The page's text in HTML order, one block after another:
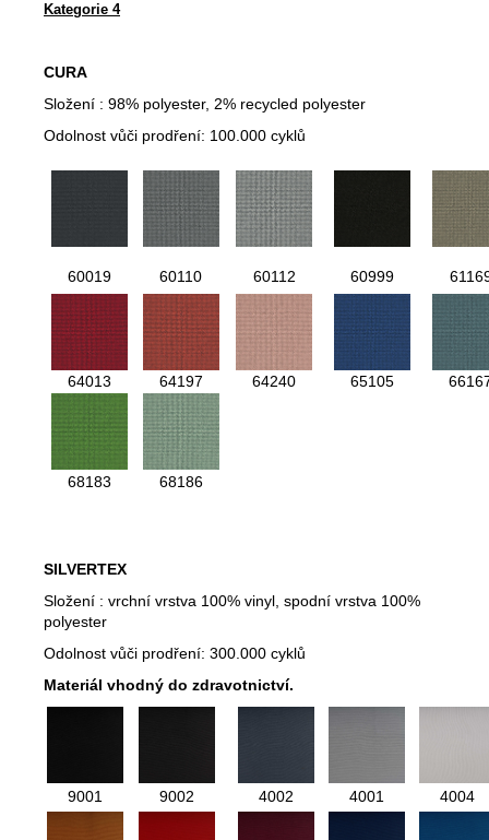
Kategorie 4
CURA
Složení : 98% polyester, 2% recycled polyester
Odolnost vůči prodření: 100.000 cyklů
60019 60110 60112 60999
64013 64197 64240 65105
68183 68186
SILVERTEX
Složení : vrchní vrstva 100% vinyl, spodní vrstva 100%
polyester
Odolnost vůči prodření: 300.000 cyklů
Materiál vhodný do zdravotnictví.
9001 9002 4002 4001 4004